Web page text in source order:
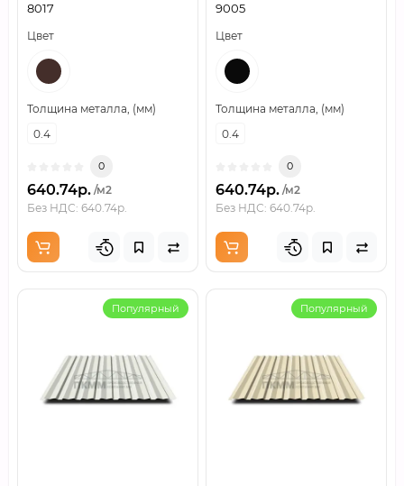
8017
Цвет
Толщина металла, (мм)
0.4
0
640.74р. /м2
Без НДС: 640.74р.
9005
Цвет
Толщина металла, (мм)
0.4
0
640.74р. /м2
Без НДС: 640.74р.
Популярный Популярный